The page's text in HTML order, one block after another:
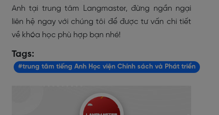
Anh tại trung tâm Langmaster, đừng ngần ngại
liên hệ ngay với chúng tôi để được tư vấn chi tiết
về khóa học phù hợp bạn nhé!
Tags:
#trung tâm tiếng Anh Học viện Chính sách và Phát triển